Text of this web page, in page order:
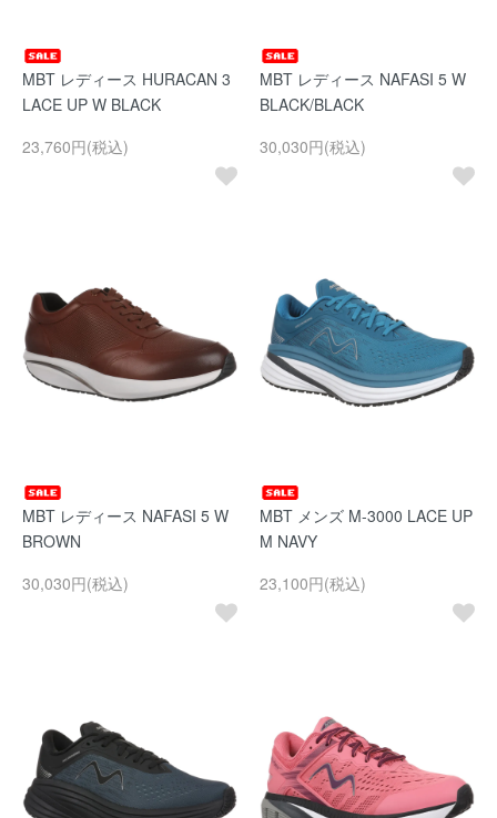
MBT レディース HURACAN 3
LACE UP W BLACK
23,760円(税込)
MBT レディース NAFASI 5 W
BLACK/BLACK
30,030円(税込)
MBT レディース NAFASI 5 W
BROWN
30,030円(税込)
MBT メンズ M-3000 LACE UP
M NAVY
23,100円(税込)